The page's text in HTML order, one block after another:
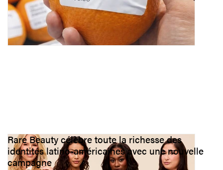
Rare Beauty célèbre toute la richesse des
identités latino-américaines avec une nouvelle
campagne